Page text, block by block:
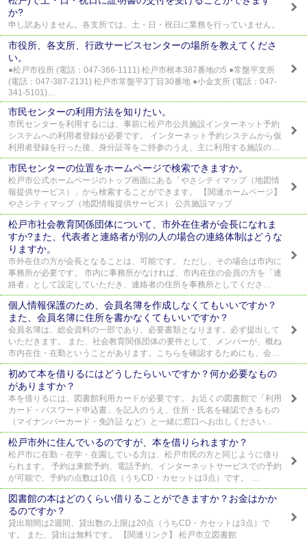
か?
申し訳ありません。各支所では、土・日・祝日に業務を行っていません。
市役所、各支所、行政サービスセンターの場所を教えてくださ
い。
●松戸市役所 (電話：047-366-1111) 松戸市根本387番地の5 ●常盤平支所
(電話：047-387-2131) 松戸市常盤平3丁目30番地 ●小金支所 (電話：047-
341-5101)…
市民センターの利用方法を知りたい。
市民センターを利用するには、事前に松戸市公共施設インターネット予約
システムへの利用者登録が必要です。 インターネット予約システムから仮
利用者登録を行った後、身分証等をご持参のうえ、主に利用する施設の…
市民センターの位置をホームページで検索できますか。
松戸市公式ホームページのトップ画面にある「やさシティマップ（地図情
報提供サービス）」から検索することができます。 【関連ホームページ】
やさシティマップ（地図情報提供サービス） 公共施設マップ
松戸市社会教育関係団体について、市外在住者が会長になれま
すか?また、代表者と連絡者が別の人の場合の連絡体制はどうな
りますか。
市外在住の方が会長となることは、可能です。 ただし、その場合は市内に
事務所が必要です。 市内に事務所がなければ、市内在住の会員の方を「連
絡者」として設定していただき、連絡者の住所を事務所としてくださ…
個人情報保護のため、会員名簿を作成しなくてもいいですか？
また、会員名簿に住所を書かなくてもいいですか？
会員名簿は、総会資料の一部であり、必要書類となります。必ず提出して
いただきます。 また、社会教育関係団体の要件として、メンバーが、概ね
市内在住・在勤ということがあります。こちらを確認するためにも、会…
初めて本を借りるにはどうしたらいいですか？何か必要なもの
がありますか？
本を借りるには、図書館利用カードが必要です。 お近くの図書館で「利用
カード・パスワード申込書」を記入のうえ、住所・氏名を確認できるもの
（マイナンバーカード・免許証 など）と一緒に窓口へお出しください…
松戸市外に住んでいるのですが、本を借りられますか？
松戸市に在勤・在学・在園している方は、松戸市民の方と同じように借り
られます。 予約は来館予約、電話予約、インターネットサービスでの予約
が可能で、予約の点数は10点（うちCD・カセットは3点）です。 …
図書館の本はどのくらい借りることができますか？お金はかか
るのですか？
貸出期間は2週間、貸出数の上限は20点（うちCD・カセットは3点）で
す。 また、貸出は無料です。 【関連リンク】 松戸市立図書館